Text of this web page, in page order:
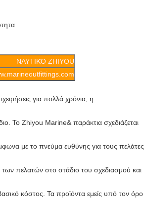
ΝΑΥΤΙΚΌ ZHIYOU
για πολλά χρόνια, η
Το Zhiyou Marine& παράκτια σχεδιάζεται
με το πνεύμα ευθύνης για τους πελάτες,
πελατών στο στάδιο του σχεδιασμού και
κόστος. Τα προϊόντα εμείς υπό τον όρο